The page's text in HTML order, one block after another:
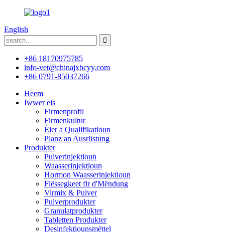
English
+86 18170975785
info-vet@chinajxbcyy.com
+86 0791-85037266
Heem
Iwwer eis
Firmenprofil
Firmenkultur
Éier a Qualifikatioun
Planz an Ausrüstung
Produkter
Pulverinjektioun
Waasserinjektioun
Hormon Waasserinjektioun
Flëssegkeet fir d'Mëndung
Virmix & Pulver
Pulverprodukter
Granulatprodukter
Tabletten Produkter
Desinfektiounsmëttel